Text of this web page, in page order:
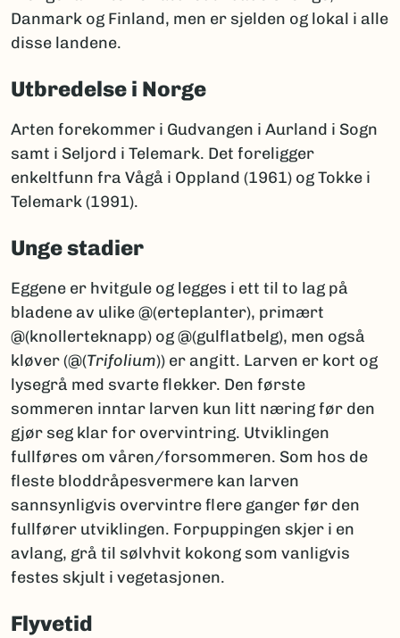
Danmark og Finland, men er sjelden og lokal i alle
disse landene.
Utbredelse i Norge
Arten forekommer i Gudvangen i Aurland i Sogn
samt i Seljord i Telemark. Det foreligger
enkeltfunn fra Vågå i Oppland (1961) og Tokke i
Telemark (1991).
Unge stadier
Eggene er hvitgule og legges i ett til to lag på
bladene av ulike @(erteplanter), primært
@(knollerteknapp) og @(gulflatbelg), men også
kløver (@(Trifolium)) er angitt. Larven er kort og
lysegrå med svarte flekker. Den første
sommeren inntar larven kun litt næring før den
gjør seg klar for overvintring. Utviklingen
fullføres om våren/forsommeren. Som hos de
fleste bloddråpesvermere kan larven
sannsynligvis overvintre flere ganger før den
fullfører utviklingen. Forpuppingen skjer i en
avlang, grå til sølvhvit kokong som vanligvis
festes skjult i vegetasjonen.
Flyvetid